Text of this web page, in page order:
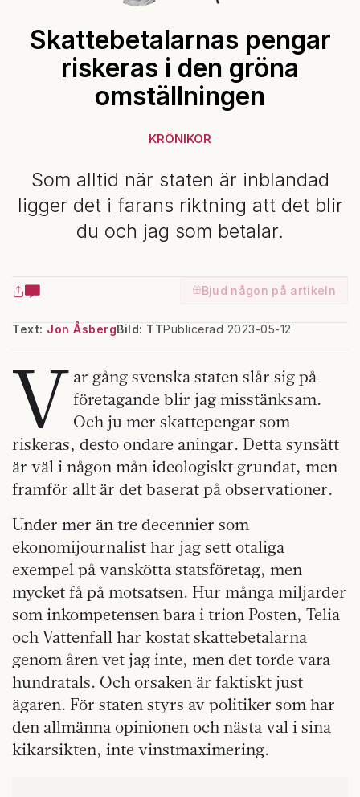
Skattebetalarnas pengar
riskeras i den gröna
omställningen
KRÖNIKOR
Som alltid när staten är inblandad
ligger det i farans riktning att det blir
du och jag som betalar.
Bjud någon på artikeln
Text: Jon Åsberg Publicerad 2023-05-12
Bild: TT
V ar gång svenska staten slår sig på
företagande blir jag misstänksam.
Och ju mer skattepengar som
riskeras, desto ondare aningar. Detta synsätt
är väl i någon mån ideologiskt grundat, men
framför allt är det baserat på observationer.
Under mer än tre decennier som
ekonomijournalist har jag sett otaliga
exempel på vanskötta statsföretag, men
mycket få på motsatsen. Hur många miljarder
som inkompetensen bara i trion Posten, Telia
och Vattenfall har kostat skattebetalarna
genom åren vet jag inte, men det torde vara
hundratals. Och orsaken är faktiskt just
ägaren. För staten styrs av politiker som har
den allmänna opinionen och nästa val i sina
kikarsikten, inte vinstmaximering.